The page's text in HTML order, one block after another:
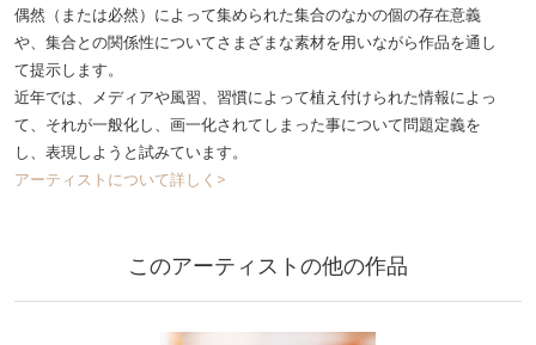
偶然（または必然）によって集められた集合のなかの個の存在意義
や、集合との関係性についてさまざまな素材を用いながら作品を通し
て提示します。
近年では、メディアや風習、習慣によって植え付けられた情報によっ
て、それが一般化し、画一化されてしまった事について問題定義を
し、表現しようと試みています。
アーティストについて詳しく>
このアーティストの他の作品